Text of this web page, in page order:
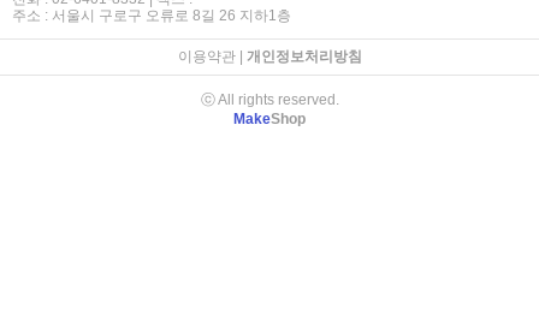
주소 : 서울시 구로구 오류로 8길 26 지하1층
이용약관| 개인정보처리방침
ⓒ All rights reserved.
MakeShop